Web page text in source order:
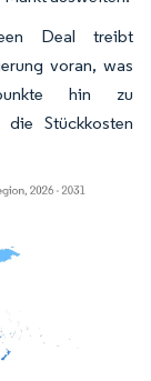
Deal treibt
voran, was
hin zu
die Stückkosten